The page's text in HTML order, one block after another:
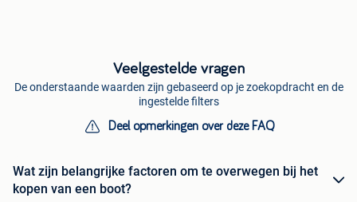
Veelgestelde vragen
De onderstaande waarden zijn gebaseerd op je zoekopdracht en de
ingestelde filters
Deel opmerkingen over deze FAQ
Wat zijn belangrijke factoren om te overwegen bij het
kopen van een boot?